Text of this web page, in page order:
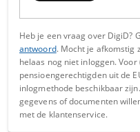
Heb je een vraag over DigiD?
antwoord. Mocht je afkomstig
helaas nog niet inloggen.
pensioengerechtigden uit de
inlogmethode beschikbaar
gegevens of documenten
met de klantenservice.